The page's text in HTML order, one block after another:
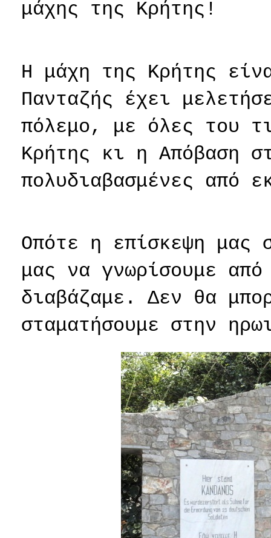
μάχης της Κρήτης!
Η μάχη της Κρήτης
Πανταζής έχει
πόλεμο, με όλες του
Κρήτης κι η Απόβαση
πολυδιαβασμένες από
Οπότε η επίσκεψη μας
μας να γνωρίσουμε
διαβάζαμε. Δεν θα
σταματήσουμε στην